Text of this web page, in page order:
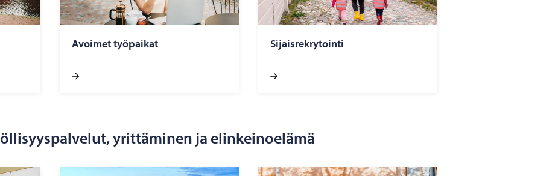
Avoi­met työ­pai­kat Si­jais­rek­ry­toin­ti
yrittäminen ja elinkeinoelämä